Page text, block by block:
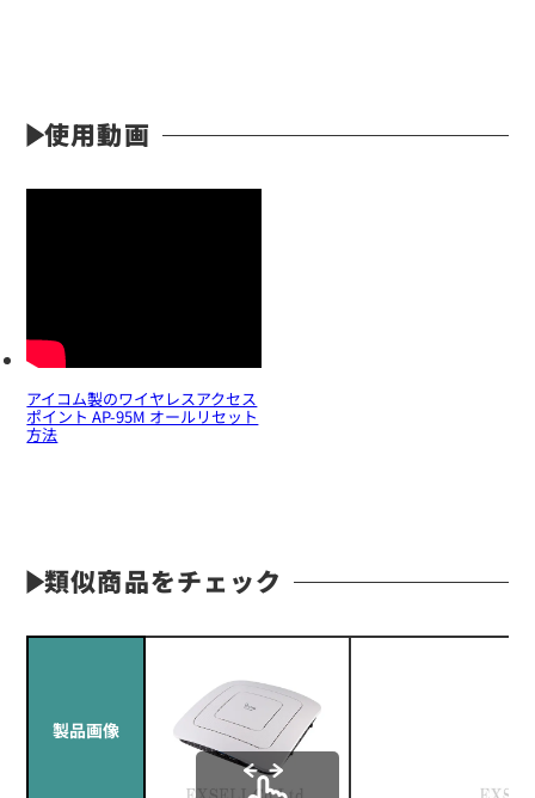
使用動画
アイコム製のワイヤレスアクセス
ポイント AP-95M オールリセット
方法
類似商品をチェック
製品画像